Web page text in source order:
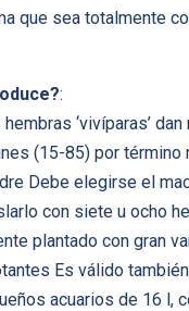
que sea totalmente
:
‘vivíparas’
(15-85) por término
Debe elegirse el
con siete u ocho
plantado con gran
Es válido
acuarios de 16 l,